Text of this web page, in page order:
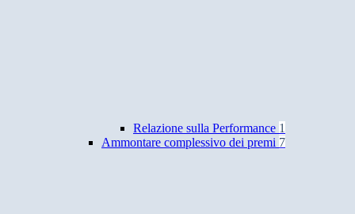
Relazione sulla Performance 1
Ammontare complessivo dei premi 7